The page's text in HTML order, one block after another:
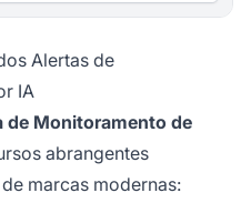
Alertas de
IA
de Monitoramento de
abrangentes
marcas modernas: